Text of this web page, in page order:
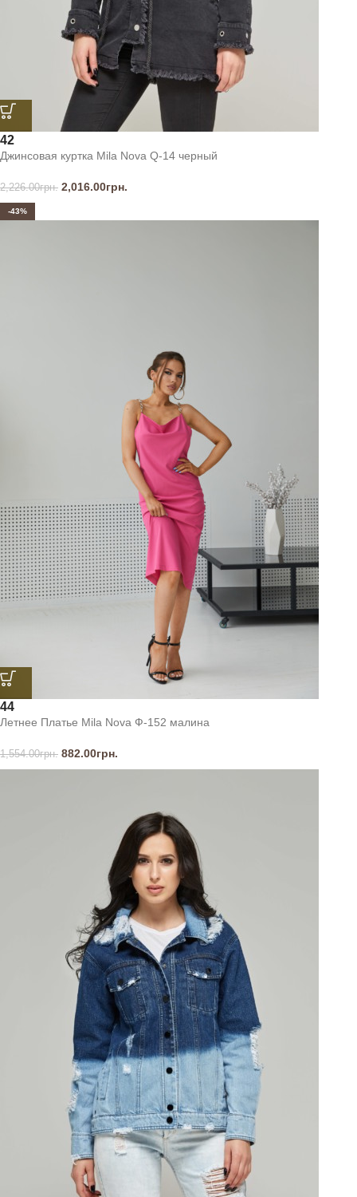
42
Джинсовая куртка Mila Nova Q-14 черный
2,226.00грн. 2,016.00грн.
-43%
44
Летнее Платье Mila Nova Ф-152 малина
1,554.00грн. 882.00грн.